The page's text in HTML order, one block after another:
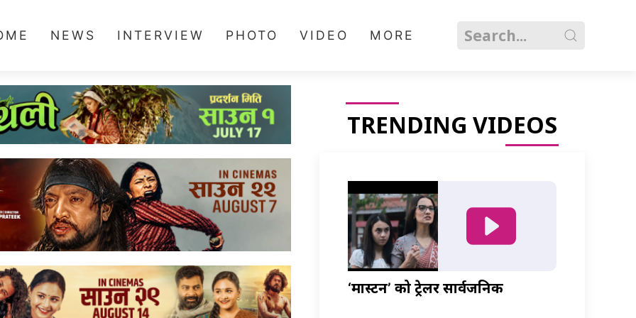
NEWS INTERVIEW PHOTO VIDEO MORE
TRENDING VIDEOS
‘मास्टर्नी’ को ट्रेलर सार्वजनिक